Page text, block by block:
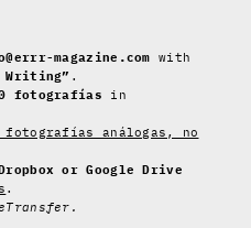
magazine.com with
Writing” .
fotografías in
fotografías análogas, no
or Google Drive
.